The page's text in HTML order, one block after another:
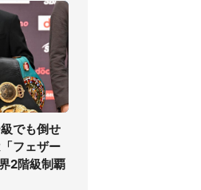
でも倒せ
フェザー
2階級制覇